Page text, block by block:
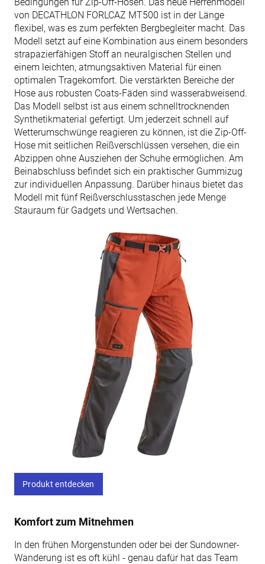
von DECATHLON FORLCAZ MT500 ist in der Länge
flexibel, was es zum perfekten Bergbegleiter macht. Das
Modell setzt auf eine Kombination aus einem besonders
strapazierfähigen Stoff an neuralgischen Stellen und
einem leichten, atmungsaktiven Material für einen
optimalen Tragekomfort. Die verstärkten Bereiche der
Hose aus robusten Coats-Fäden sind wasserabweisend.
Das Modell selbst ist aus einem schnelltrocknenden
Synthetikmaterial gefertigt. Um jederzeit schnell auf
Wetterumschwünge reagieren zu können, ist die Zip-Off-
Hose mit seitlichen Reißverschlüssen versehen, die ein
Abzippen ohne Ausziehen der Schuhe ermöglichen. Am
Beinabschluss befindet sich ein praktischer Gummizug
zur individuellen Anpassung. Darüber hinaus bietet das
Modell mit fünf Reißverschlusstaschen jede Menge
Stauraum für Gadgets und Wertsachen.
Produkt entdecken
Komfort zum Mitnehmen
In den frühen Morgenstunden oder bei der Sundowner-
Wanderung ist es oft kühl - genau dafür hat das Team